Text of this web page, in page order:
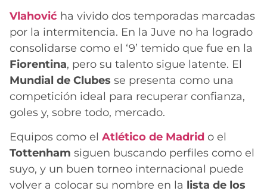
Vlahović ha vivido dos temporadas marcadas
por la intermitencia. En la Juve no ha logrado
consolidarse como el ‘9’ temido que fue en la
Fiorentina, pero su talento sigue latente. El
Mundial de Clubes se presenta como una
competición ideal para recuperar confianza,
goles y, sobre todo, mercado.
Equipos como el Atlético de Madrid o el
Tottenham siguen buscando perfiles como el
suyo, y un buen torneo internacional puede
volver a colocar su nombre en la lista de los